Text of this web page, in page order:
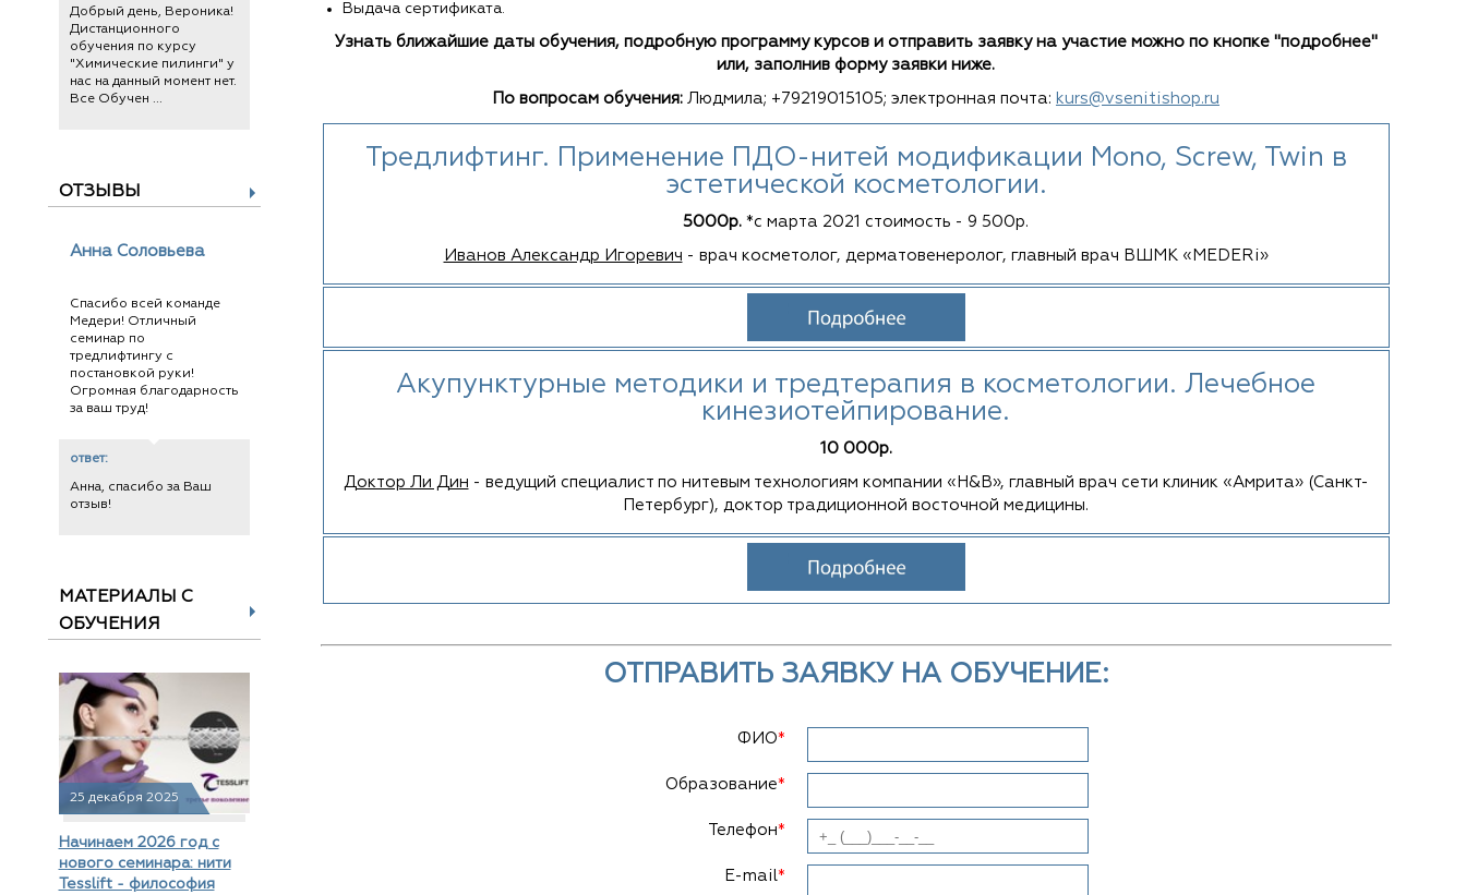
Добрый день, Вероника!
Дистанционного
обучения по курсу
"Химические пилинги" у
нас на данный момент нет.
Все Обучен ...
ОТЗЫВЫ
Анна Соловьева
Спасибо всей команде
Медери! Отличный
семинар по
тредлифтингу с
постановкой руки!
Огромная благодарность
за ваш труд!
ответ:
Анна, спасибо за Ваш
отзыв!
МАТЕРИАЛЫ С
ОБУЧЕНИЯ
25 декабря 2025
Начинаем 2026 год с
нового семинара: нити
Tesslift - философия
Выдача сертификата.
Узнать ближайшие даты обучения, подробную программу курсов и отправить заявку на участие можно по кнопке "подробнее"
или, заполнив форму заявки ниже.
По вопросам обучения: Людмила; +79219015105; электронная почта: kurs@vsenitishop.ru
Тредлифтинг. Применение ПДО-нитей модификации Mono, Screw, Twin в
эстетической косметологии.
5000р. *с марта 2021 стоимость - 9 500р.
Иванов Александр Игоревич - врач косметолог, дерматовенеролог, главный врач ВШМК «MEDERi»
Акупунктурные методики и тредтерапия в косметологии. Лечебное
кинезиотейпирование.
10 000р.
Доктор Ли Дин - ведущий специалист по нитевым технологиям компании «H&B», главный врач сети клиник «Амрита» (Санкт-
Петербург), доктор традиционной восточной медицины.
ОТПРАВИТЬ ЗАЯВКУ НА ОБУЧЕНИЕ:
ФИО*
Образование*
Телефон*
E-mail*